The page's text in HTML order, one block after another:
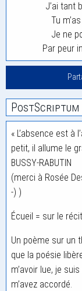
J’ai tant
Tu
Je ne
Par peur
PostScriptum
« L’absence est à
petit, il allume le
BUSSY-RABUTIN
(merci à Rosée
-) )
Écueil = sur le
Un poème sur un
que la poésie
m’avoir lue, je
m’avez accordé.